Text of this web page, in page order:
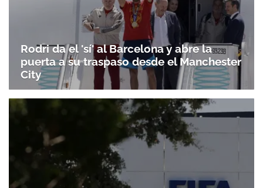
Rodri da el 'sí' al Barcelona y abre la
puerta a su traspaso desde el Manchester
City